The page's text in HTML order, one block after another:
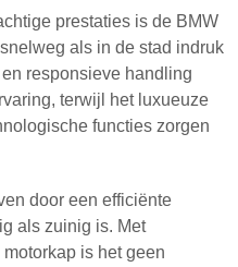
prestaties is de BMW
als in de stad indruk
responsieve handling
terwijl het luxueuze
functies zorgen
door een efficiënte
als zuinig is. Met
is het geen